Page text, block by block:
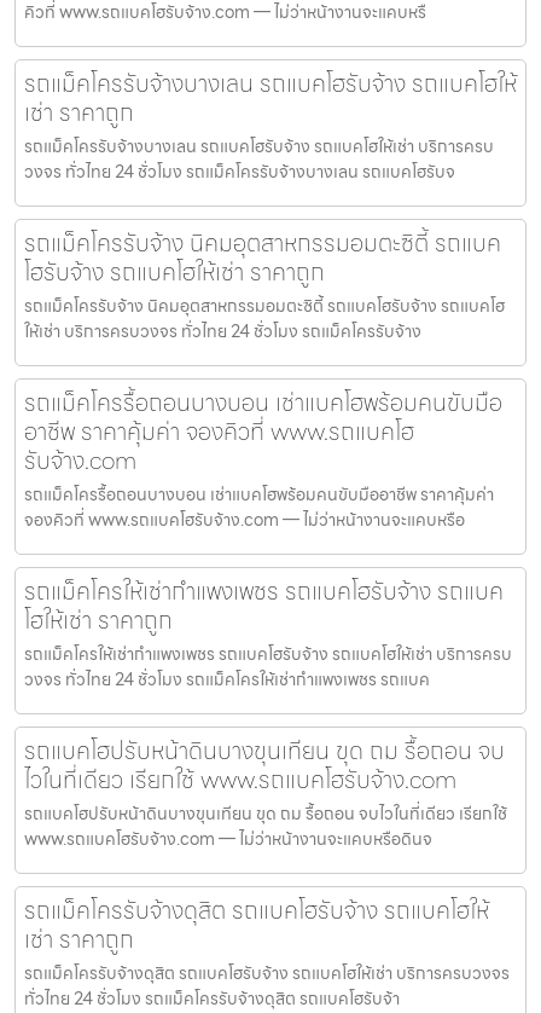
คิวที่ www.รถแบคโฮรับจ้าง.com — ไม่ว่าหน้างานจะแคบหรื
รถแม็คโครรับจ้างบางเลน รถแบคโฮรับจ้าง รถแบคโฮให้
เช่า ราคาถูก
รถแม็คโครรับจ้างบางเลน รถแบคโฮรับจ้าง รถแบคโฮให้เช่า บริการครบ
วงจร ทั่วไทย 24 ชั่วโมง รถแม็คโครรับจ้างบางเลน รถแบคโฮรับจ
รถแม็คโครรับจ้าง นิคมอุตสาหกรรมอมตะซิตี้ รถแบค
โฮรับจ้าง รถแบคโฮให้เช่า ราคาถูก
รถแม็คโครรับจ้าง นิคมอุตสาหกรรมอมตะซิตี้ รถแบคโฮรับจ้าง รถแบคโฮ
ให้เช่า บริการครบวงจร ทั่วไทย 24 ชั่วโมง รถแม็คโครรับจ้าง
รถแม็คโครรื้อถอนบางบอน เช่าแบคโฮพร้อมคนขับมือ
อาชีพ ราคาคุ้มค่า จองคิวที่ www.รถแบคโฮ
รับจ้าง.com
รถแม็คโครรื้อถอนบางบอน เช่าแบคโฮพร้อมคนขับมืออาชีพ ราคาคุ้มค่า
จองคิวที่ www.รถแบคโฮรับจ้าง.com — ไม่ว่าหน้างานจะแคบหรือ
รถแม็คโครให้เช่ากำแพงเพชร รถแบคโฮรับจ้าง รถแบค
โฮให้เช่า ราคาถูก
รถแม็คโครให้เช่ากำแพงเพชร รถแบคโฮรับจ้าง รถแบคโฮให้เช่า บริการครบ
วงจร ทั่วไทย 24 ชั่วโมง รถแม็คโครให้เช่ากำแพงเพชร รถแบค
รถแบคโฮปรับหน้าดินบางขุนเทียน ขุด ถม รื้อถอน จบ
ไวในที่เดียว เรียกใช้ www.รถแบคโฮรับจ้าง.com
รถแบคโฮปรับหน้าดินบางขุนเทียน ขุด ถม รื้อถอน จบไวในที่เดียว เรียกใช้
www.รถแบคโฮรับจ้าง.com — ไม่ว่าหน้างานจะแคบหรือดินจ
รถแม็คโครรับจ้างดุสิต รถแบคโฮรับจ้าง รถแบคโฮให้
เช่า ราคาถูก
รถแม็คโครรับจ้างดุสิต รถแบคโฮรับจ้าง รถแบคโฮให้เช่า บริการครบวงจร
ทั่วไทย 24 ชั่วโมง รถแม็คโครรับจ้างดุสิต รถแบคโฮรับจ้า